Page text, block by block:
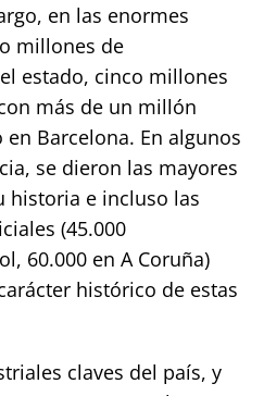
en las enormes
millones de
estado, cinco millones
más de un millón
Barcelona. En algunos
se dieron las mayores
historia e incluso las
(45.000
60.000 en A Coruña)
histórico de estas
claves del país, y